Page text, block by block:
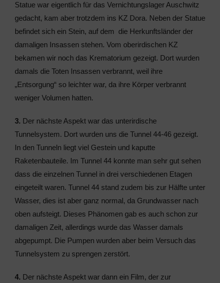
Statue war eigentlich für das Vernichtungslager Auschwitz
gedacht, kam aber trotzdem ins KZ Dora. Neben der Statue
befindet sich ein Stein, auf dem die Herkunftsländer der
damaligen Insassen stehen. Vom oberirdischen KZ
bekamen wir noch das Krematorium gezeigt. Dort wurden
damals die Toten Insassen verbrannt, weil ihre
„Entsorgung“ so leichter war, da ihre Körper verbrannt
weniger Volumen hatten.
3. Der nächste Aspekt war das unterirdische
Tunnelsystem. Dort wurden uns die Tunnel 44-46 gezeigt.
In den Tunneln liegt viel Gestein und kaputte
Raketenbauteile. Im Tunnel 44 konnte man sehr gut sehen
dass die einzelnen Tunnel in drei verschiedenen Etagen
eingeteilt waren. Tunnel 44 stand zudem bis zur Hälfte unter
Wasser, dies ist aber ganz normal, da Grundwasser nach
oben aufsteigt. Dieses Phänomen gab es auch schon zur
damaligen Zeit, allerdings wurde das Wasser damals
abgepumpt. Die Pumpen wurden aber beim Versuch das
Tunnelsystem zu sprengen zerstört.
4. Der nächste Aspekt war dann ein Film, der zur